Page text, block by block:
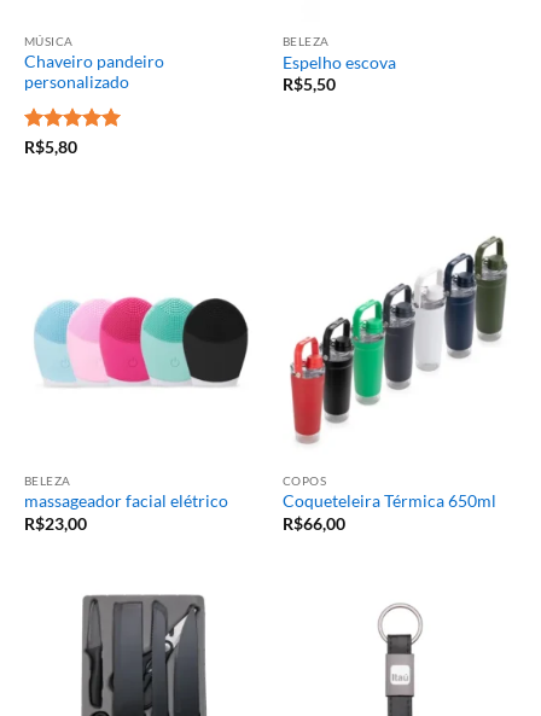
MÚSICA
Chaveiro pandeiro
personalizado
Avaliação
R$5,80
BELEZA
Espelho escova
R$5,50
BELEZA
massageador facial elétrico
R$23,00
COPOS
Coqueteleira Térmica 650ml
R$66,00